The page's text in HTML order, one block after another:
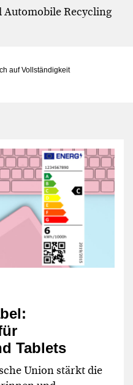
Recycling
auf Vollständigkeit
Tablets
Union stärkt die